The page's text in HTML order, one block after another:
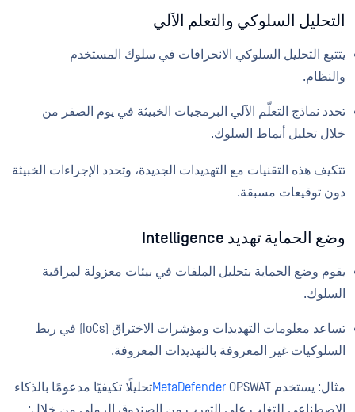
التحليل السلوكي والتعلم الآلي
يتتبع التحليل السلوكي الانحرافات في سلوك المستخدم
والنظام.
تحدد نماذج التعلّم الآلي البرمجيات الخبيثة في يوم الصفر من
خلال تحليل أنماط السلوك.
تتكيف هذه التقنيات مع التهديدات الجديدة، وتحدد الإجراءات الخبيثة
دون توقيعات مسبقة.
وضع الحماية تهديد Intelligence
يقوم وضع الحماية بتحليل الملفات في بيئات معزولة لمراقبة
السلوك.
تساعد معلومات التهديدات ومؤشرات الاختراق (IoCs) في ربط
السلوكيات غير المعروفة بالتهديدات المعروفة.
مثال: يستخدم MetaDefenderOPSWATتحليلًا تكيفيًا مدعومًا بالذكاء